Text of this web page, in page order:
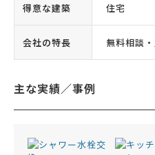
得意な建築 住宅
会社の特長 無料相談
主な実績／事例